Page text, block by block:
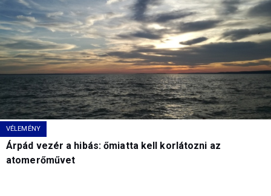
VÉLEMÉNY
Árpád vezér a hibás: őmiatta kell korlátozni az
atomerőművet